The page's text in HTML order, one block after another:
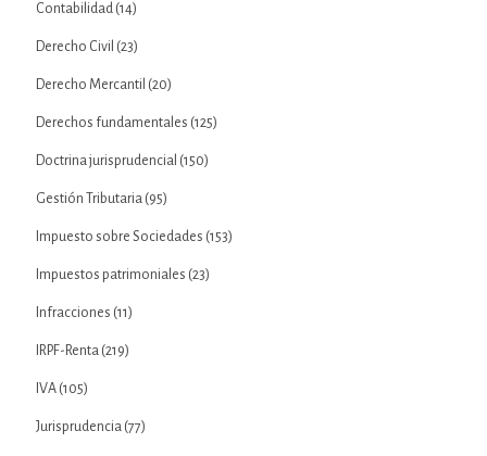
Contabilidad (14)
Derecho Civil (23)
Derecho Mercantil (20)
Derechos fundamentales (125)
Doctrina jurisprudencial (150)
Gestión Tributaria (95)
Impuesto sobre Sociedades (153)
Impuestos patrimoniales (23)
Infracciones (11)
IRPF-Renta (219)
IVA (105)
Jurisprudencia (77)